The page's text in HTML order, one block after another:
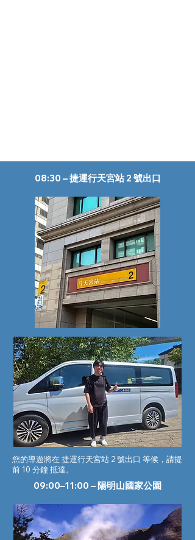
08:30 – 捷運行天宮站 2 號出口
您的導遊將在 捷運行天宮站 2 號出口 等候，請提
前 10 分鐘 抵達。
09:00–11:00 – 陽明山國家公園